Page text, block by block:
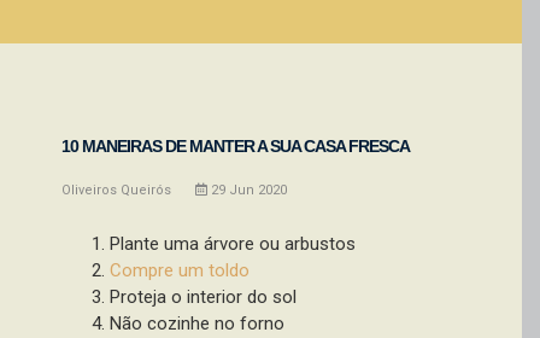
10 MANEIRAS DE MANTER A SUA CASA FRESCA
Oliveiros Queirós 29 Jun 2020
Plante uma árvore ou arbustos
Compre um toldo
Proteja o interior do sol
Não cozinhe no forno